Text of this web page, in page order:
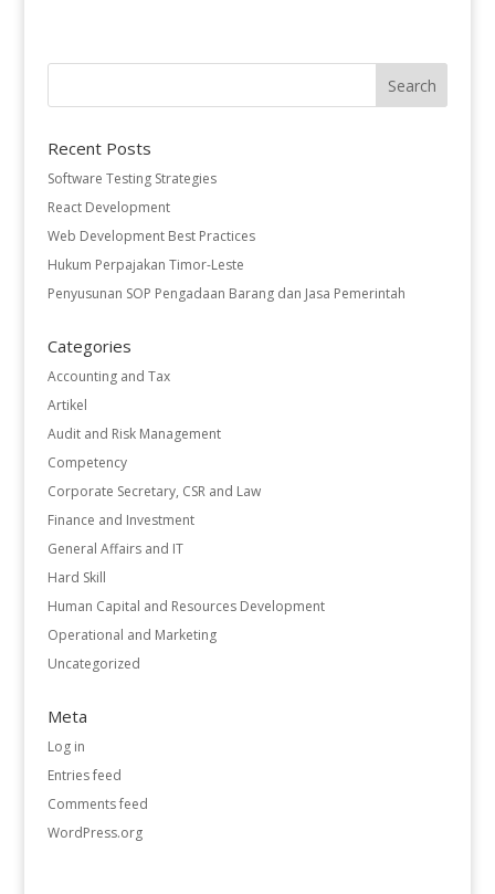
Recent Posts
Software Testing Strategies
React Development
Web Development Best Practices
Hukum Perpajakan Timor-Leste
Penyusunan SOP Pengadaan Barang dan Jasa Pemerintah
Categories
Accounting and Tax
Artikel
Audit and Risk Management
Competency
Corporate Secretary, CSR and Law
Finance and Investment
General Affairs and IT
Hard Skill
Human Capital and Resources Development
Operational and Marketing
Uncategorized
Meta
Log in
Entries feed
Comments feed
WordPress.org